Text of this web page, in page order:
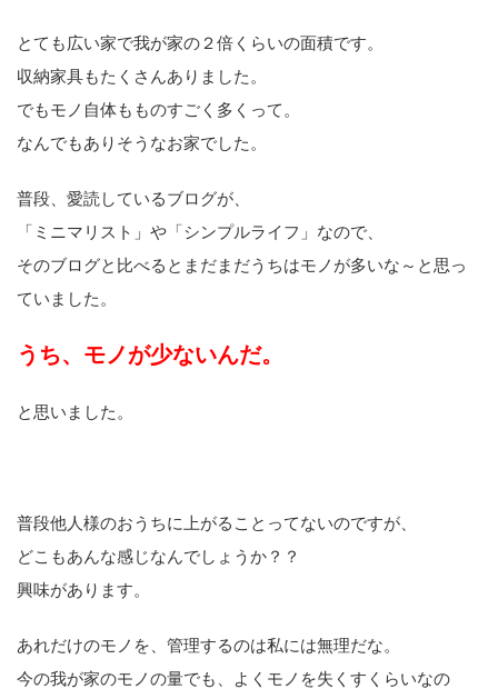
とても広い家で我が家の２倍くらいの面積です。
収納家具もたくさんありました。
でもモノ自体もものすごく多くって。
なんでもありそうなお家でした。
普段、愛読しているブログが、
「ミニマリスト」や「シンプルライフ」なので、
そのブログと比べるとまだまだうちはモノが多いな～と思っ
ていました。
うち、モノが少ないんだ。
と思いました。
普段他人様のおうちに上がることってないのですが、
どこもあんな感じなんでしょうか？？
興味があります。
あれだけのモノを、管理するのは私には無理だな。
今の我が家のモノの量でも、よくモノを失くすくらいなの